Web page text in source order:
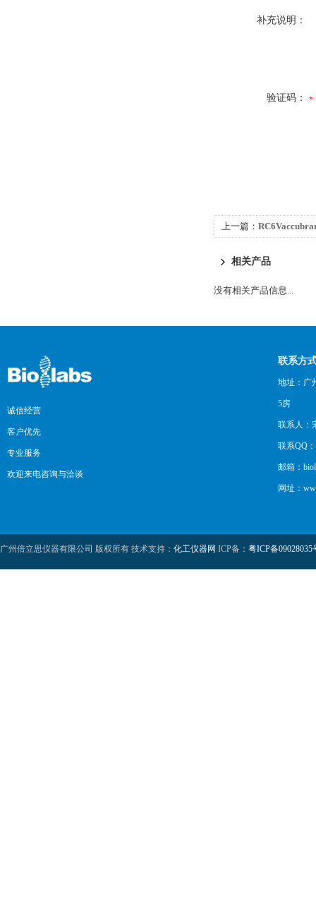
补充说明：
验证码：
上一篇：
相关产品
没有相关产品信息...
诚信经营
客户优先
专业服务
欢迎来电咨询与洽谈
联系方
地址：广
5房
联系人：
联系QQ
邮箱：
网址：
广州倍立思仪器有限公司 版权所有 技术支持： 化工仪器网 ICP备： 粤ICP备09028035